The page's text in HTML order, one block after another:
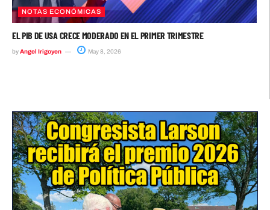
NOTAS ECONÓMICAS
EL PIB DE USA CRECE MODERADO EN EL PRIMER TRIMESTRE
byAngel Irigoyen May 8, 2026